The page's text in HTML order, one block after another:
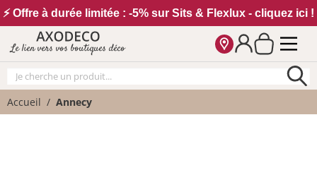
⚡ Offre à durée limitée : -5% sur Sits & Flexlux - cliquez ici !
Le lien vers vos boutiques déco
Accueil Annecy
Vos paramètres cookies